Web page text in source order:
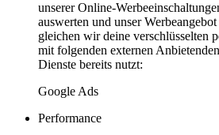
unserer Online-
auswerten und unser
gleichen wir deine verschlüsselten
mit folgenden externen
Dienste bereits nutzt:
Google Ads
Performance